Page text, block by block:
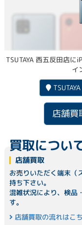
TSUTAYA 西五反田店
イ
店舗買
買取につい
店舗買取
お売りいただく端末（
持ち下さい。
混雑状況により、検品
す。
店舗買取の流れはこ